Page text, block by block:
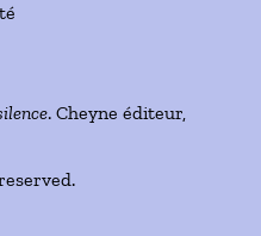
. Cheyne éditeur,